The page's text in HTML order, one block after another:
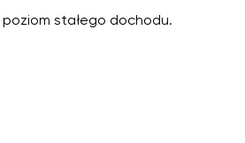
stałego dochodu.